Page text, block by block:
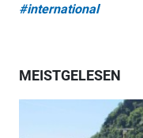
#international
MEISTGELESEN